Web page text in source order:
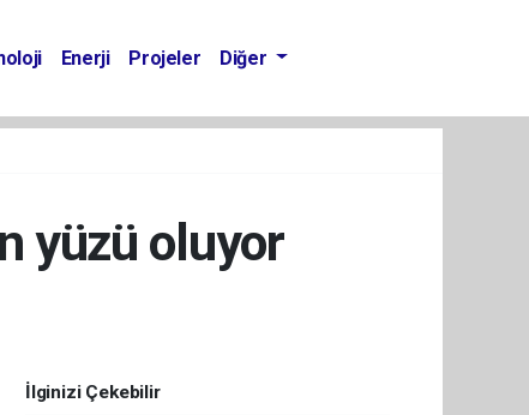
Enerji Projeler Diğer
yüzü oluyor
İlginizi Çekebilir